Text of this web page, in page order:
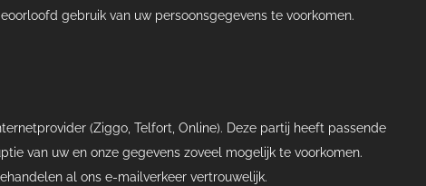
gebruik van uw persoonsgegevens te voorkomen.
(Ziggo, Telfort, Online). Deze partij heeft passende
van uw en onze gegevens zoveel mogelijk te voorkomen.
al ons e-mailverkeer vertrouwelijk.